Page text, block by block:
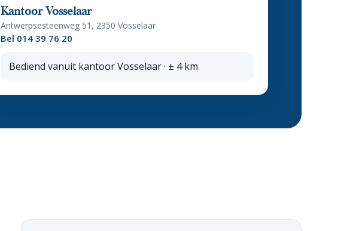
Kantoor Vosselaar
Antwerpsesteenweg 51, 2350 Vosselaar
Bel 014 39 76 20
Bediend vanuit kantoor Vosselaar · ± 4 km